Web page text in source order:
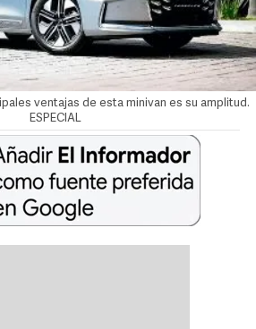
ventajas de esta minivan es su amplitud.
ESPECIAL